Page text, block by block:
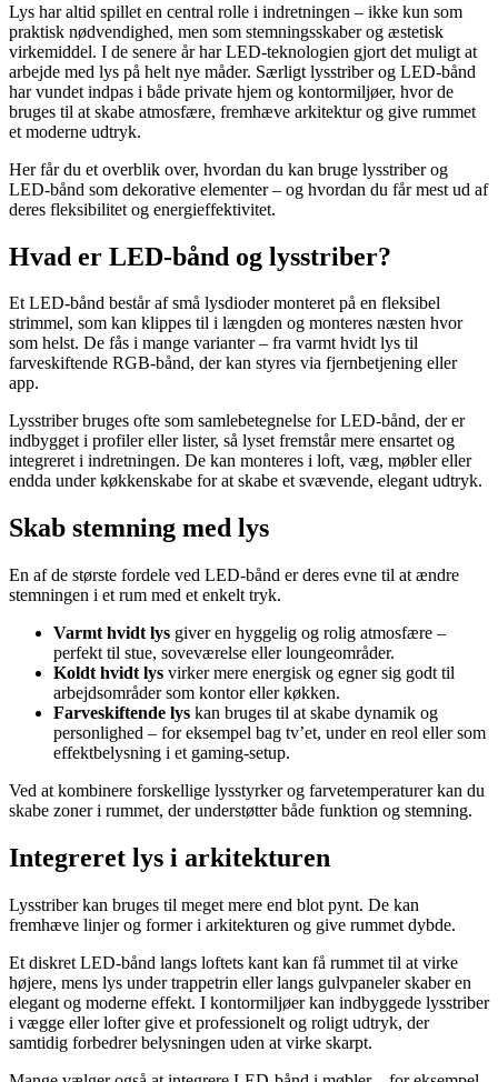
Lys har altid spillet en central rolle i indretningen – ikke kun som
praktisk nødvendighed, men som stemningsskaber og æstetisk
virkemiddel. I de senere år har LED-teknologien gjort det muligt at
arbejde med lys på helt nye måder. Særligt lysstriber og LED-bånd
har vundet indpas i både private hjem og kontormiljøer, hvor de
bruges til at skabe atmosfære, fremhæve arkitektur og give rummet
et moderne udtryk.
Her får du et overblik over, hvordan du kan bruge lysstriber og
LED-bånd som dekorative elementer – og hvordan du får mest ud af
deres fleksibilitet og energieffektivitet.
Hvad er LED-bånd og lysstriber?
Et LED-bånd består af små lysdioder monteret på en fleksibel
strimmel, som kan klippes til i længden og monteres næsten hvor
som helst. De fås i mange varianter – fra varmt hvidt lys til
farveskiftende RGB-bånd, der kan styres via fjernbetjening eller
app.
Lysstriber bruges ofte som samlebetegnelse for LED-bånd, der er
indbygget i profiler eller lister, så lyset fremstår mere ensartet og
integreret i indretningen. De kan monteres i loft, væg, møbler eller
endda under køkkenskabe for at skabe et svævende, elegant udtryk.
Skab stemning med lys
En af de største fordele ved LED-bånd er deres evne til at ændre
stemningen i et rum med et enkelt tryk.
Varmt hvidt lys giver en hyggelig og rolig atmosfære –
perfekt til stue, soveværelse eller loungeområder.
Koldt hvidt lys virker mere energisk og egner sig godt til
arbejdsområder som kontor eller køkken.
Farveskiftende lys kan bruges til at skabe dynamik og
personlighed – for eksempel bag tv’et, under en reol eller som
effektbelysning i et gaming-setup.
Ved at kombinere forskellige lysstyrker og farvetemperaturer kan du
skabe zoner i rummet, der understøtter både funktion og stemning.
Integreret lys i arkitekturen
Lysstriber kan bruges til meget mere end blot pynt. De kan
fremhæve linjer og former i arkitekturen og give rummet dybde.
Et diskret LED-bånd langs loftets kant kan få rummet til at virke
højere, mens lys under trappetrin eller langs gulvpaneler skaber en
elegant og moderne effekt. I kontormiljøer kan indbyggede lysstriber
i vægge eller lofter give et professionelt og roligt udtryk, der
samtidig forbedrer belysningen uden at virke skarpt.